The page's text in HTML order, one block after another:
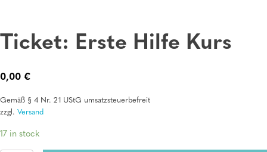
Ticket: Erste Hilfe Kurs
0,00 €
Gemäß § 4 Nr. 21 UStG umsatzsteuerbefreit
zzgl. Versand
17 in stock